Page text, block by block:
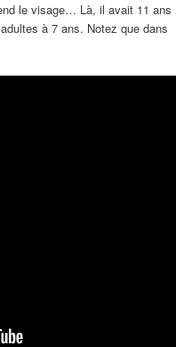
le visage… Là, il avait 11 ans
à 7 ans. Notez que dans